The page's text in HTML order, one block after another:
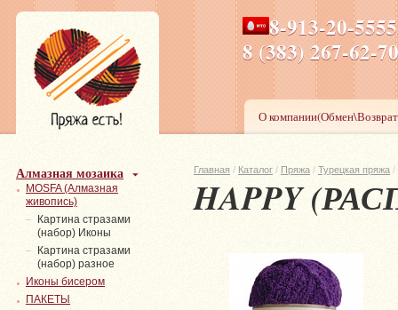
8-913-20-
8 (383) 267-
ПН-ПТ 8-17,СБ-ВС 9-
О
Главная / Каталог / Пряжа / Турецкая пряжа /
HAPPY
Алмазная мозаика
MOSFA (Алмазная
живопись)
Картина стразами
(набор) Иконы
Картина стразами
(набор) разное
Иконы бисером
ПАКЕТЫ